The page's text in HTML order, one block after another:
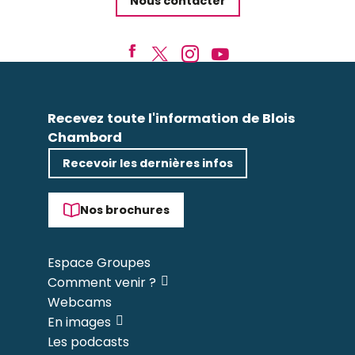
Recevez toute l'information de Blois
Chambord
Recevoir les dernières infos
Nos brochures
Espace Groupes
Comment venir ?
Webcams
En images
Les podcasts